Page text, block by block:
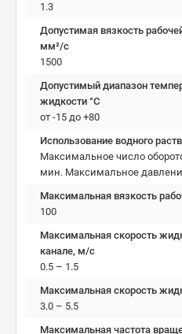
1.3
Допустимая вязкость
мм²/c
1500
Допустимый диапазон
жидкости °C
от -15 до +80
Использование водного
Максимальное число
мин. Максимальное
Максимальная вязкость
100
Максимальная скорость
канале, м/с
0.5 – 1.5
Максимальная скорость
3.0 – 5.5
Максимальная частота